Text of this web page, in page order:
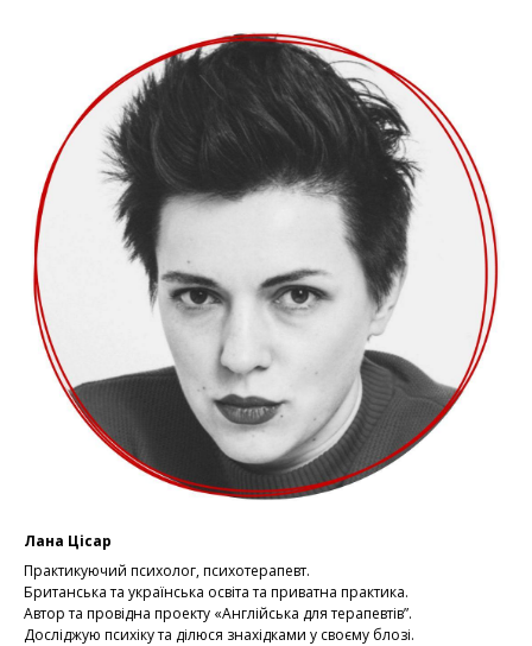
Лана Цісар
Практикуючий психолог, психотерапевт.
Британська та українська освіта та приватна практика.
Автор та провідна проекту «Англійська для терапевтів”.
Досліджую психіку та ділюся знахідками у своєму блозі.